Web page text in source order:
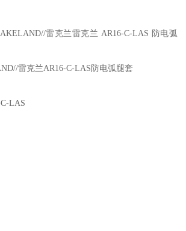
雷克兰雷克兰 AR16-C-LAS 防电弧
雷克兰AR16-C-LAS防电弧腿套
LAS